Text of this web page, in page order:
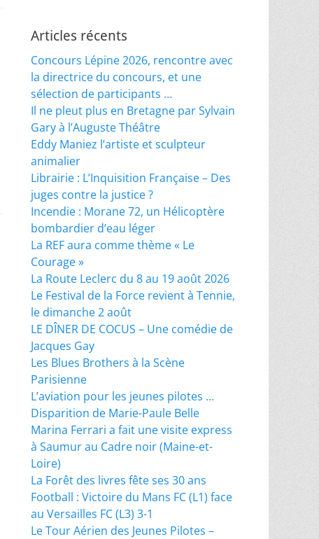
Articles récents
Concours Lépine 2026, rencontre avec
la directrice du concours, et une
sélection de participants …
Il ne pleut plus en Bretagne par Sylvain
Gary à l’Auguste Théâtre
Eddy Maniez l’artiste et sculpteur
animalier
Librairie : L’Inquisition Française – Des
juges contre la justice ?
Incendie : Morane 72, un Hélicoptère
bombardier d’eau léger
La REF aura comme thème « Le
Courage »
La Route Leclerc du 8 au 19 août 2026
Le Festival de la Force revient à Tennie,
le dimanche 2 août
LE DÎNER DE COCUS – Une comédie de
Jacques Gay
Les Blues Brothers à la Scène
Parisienne
L’aviation pour les jeunes pilotes …
Disparition de Marie-Paule Belle
Marina Ferrari a fait une visite express
à Saumur au Cadre noir (Maine-et-
Loire)
La Forêt des livres fête ses 30 ans
Football : Victoire du Mans FC (L1) face
au Versailles FC (L3) 3-1
Le Tour Aérien des Jeunes Pilotes –